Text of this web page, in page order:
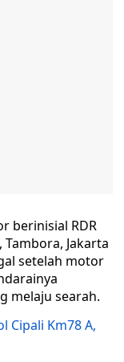
berinisial RDR
Jakarta
setelah motor
melaju searah.
Cipali Km78 A,